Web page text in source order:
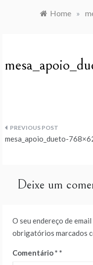
Home »
Navegação
artigos
mesa_apoio_dueto-
Deixe um
O seu endereço de
obrigatórios marcados
Comentário*